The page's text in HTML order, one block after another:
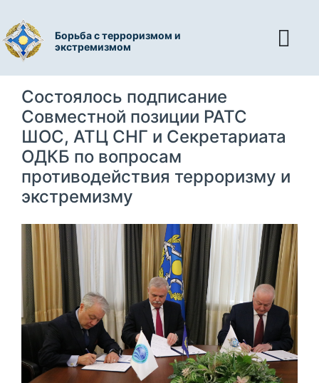
Борьба с терроризмом и
экстремизмом
Состоялось подписание
Совместной позиции РАТС
ШОС, АТЦ СНГ и Секретариата
ОДКБ по вопросам
противодействия терроризму и
экстремизму